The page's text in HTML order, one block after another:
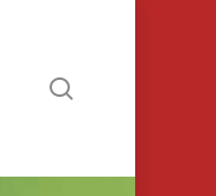
search